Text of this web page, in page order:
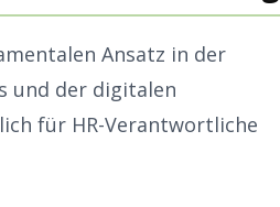
Ansatz in der
und der digitalen
für HR-Verantwortliche